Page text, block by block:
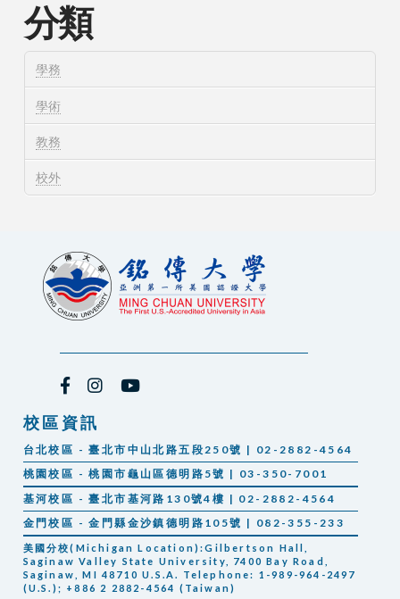
分類
學務
學術
教務
校外
校區資訊
台北校區 - 臺北市中山北路五段250號 | 02-2882-4564
桃園校區 - 桃園市龜山區德明路5號 | 03-350-7001
基河校區 - 臺北市基河路130號4樓 | 02-2882-4564
金門校區 - 金門縣金沙鎮德明路105號 | 082-355-233
美國分校(Michigan Location):Gilbertson Hall,
Saginaw Valley State University, 7400 Bay Road,
Saginaw, MI 48710 U.S.A. Telephone: 1-989-964-2497
(U.S.); +886 2 2882-4564 (Taiwan)